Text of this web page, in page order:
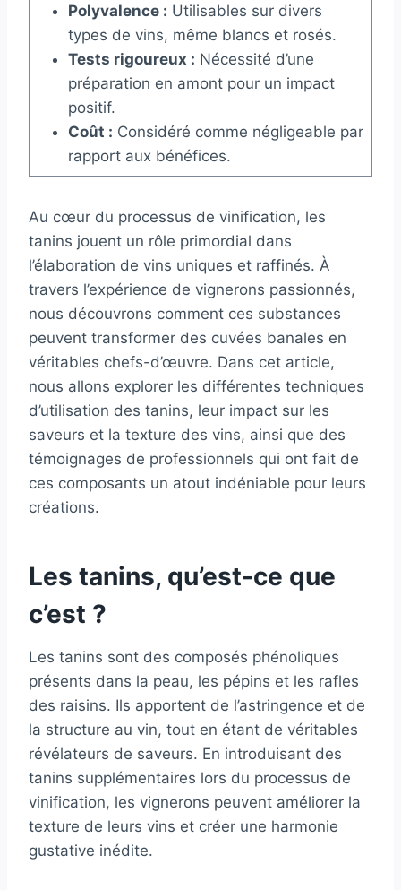
Polyvalence : Utilisables sur divers
types de vins, même blancs et rosés.
Tests rigoureux : Nécessité d’une
préparation en amont pour un impact
positif.
Coût : Considéré comme négligeable par
rapport aux bénéfices.
Au cœur du processus de vinification, les
tanins jouent un rôle primordial dans
l’élaboration de vins uniques et raffinés. À
travers l’expérience de vignerons passionnés,
nous découvrons comment ces substances
peuvent transformer des cuvées banales en
véritables chefs-d’œuvre. Dans cet article,
nous allons explorer les différentes techniques
d’utilisation des tanins, leur impact sur les
saveurs et la texture des vins, ainsi que des
témoignages de professionnels qui ont fait de
ces composants un atout indéniable pour leurs
créations.
Les tanins, qu’est-ce que
c’est ?
Les tanins sont des composés phénoliques
présents dans la peau, les pépins et les rafles
des raisins. Ils apportent de l’astringence et de
la structure au vin, tout en étant de véritables
révélateurs de saveurs. En introduisant des
tanins supplémentaires lors du processus de
vinification, les vignerons peuvent améliorer la
texture de leurs vins et créer une harmonie
gustative inédite.